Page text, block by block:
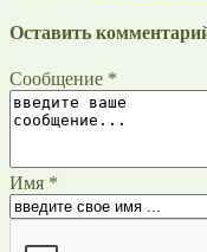
Оставить
Сообщение *
Имя *